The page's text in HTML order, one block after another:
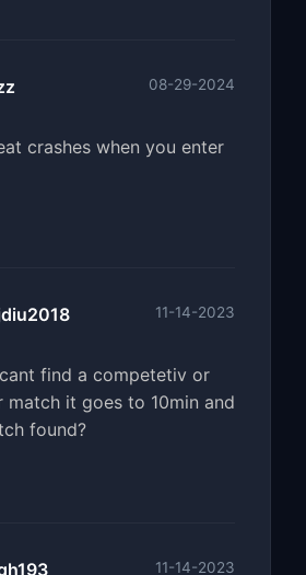
08-29-2024
crashes when you enter
11-14-2023
find a competetiv or
match it goes to 10min and
found?
11-14-2023